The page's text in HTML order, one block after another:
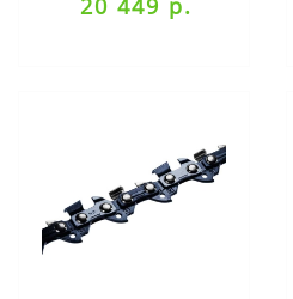
20 449 р.